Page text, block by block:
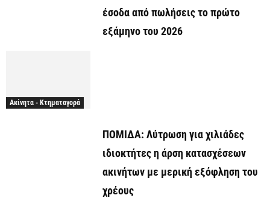
έσοδα από πωλήσεις το πρώτο
εξάμηνο του 2026
Ακίνητα - Κτηματαγορά
ΠΟΜΙΔΑ: Λύτρωση για χιλιάδες
ιδιοκτήτες η άρση κατασχέσεων
ακινήτων με μερική εξόφληση του
χρέους